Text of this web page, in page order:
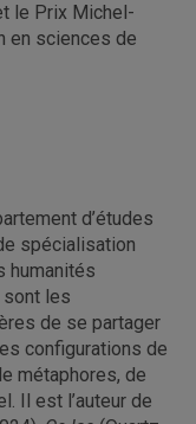
le Prix Michel-
en sciences de
d’études
spécialisation
humanités
sont les
de se partager
configurations de
métaphores, de
Il est l’auteur de